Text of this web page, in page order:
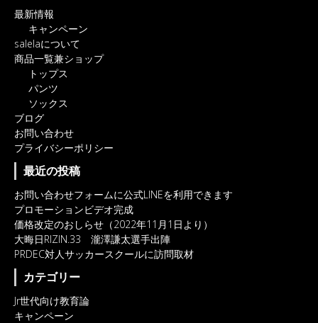
最新情報
キャンペーン
salelaについて
商品一覧兼ショップ
トップス
パンツ
ソックス
ブログ
お問い合わせ
プライバシーポリシー
最近の投稿
お問い合わせフォームに公式LINEを利用できます
プロモーションビデオ完成
価格改定のおしらせ（2022年11月1日より）
大晦日RIZIN.33 瀧澤謙太選手出陣
PRDEC対人サッカースクールに訪問取材
カテゴリー
Jr世代向け教育論
キャンペーン